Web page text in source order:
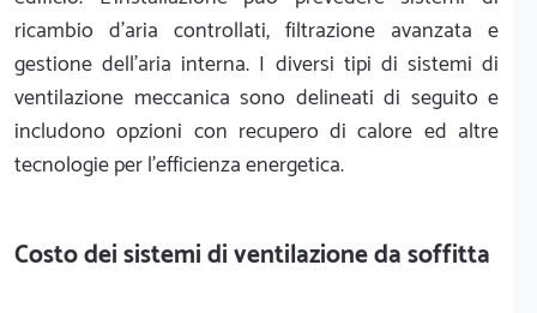
ricambio d'aria controllati, filtrazione avanzata e
gestione dell'aria interna. I diversi tipi di sistemi di
ventilazione meccanica sono delineati di seguito e
includono opzioni con recupero di calore ed altre
tecnologie per l'efficienza energetica.
Costo dei sistemi di ventilazione da soffitta